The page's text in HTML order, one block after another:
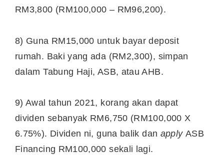
RM3,800 (RM100,000 – RM96,200).
8) Guna RM15,000 untuk bayar deposit
rumah. Baki yang ada (RM2,300), simpan
dalam Tabung Haji, ASB, atau AHB.
9) Awal tahun 2021, korang akan dapat
dividen sebanyak RM6,750 (RM100,000 X
6.75%). Dividen ni, guna balik dan apply ASB
Financing RM100,000 sekali lagi.